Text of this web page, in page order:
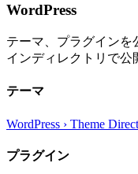
WordPress
テーマ、プラグイン
インディレクトリで公
テーマ
WordPress › Theme
プラグイン